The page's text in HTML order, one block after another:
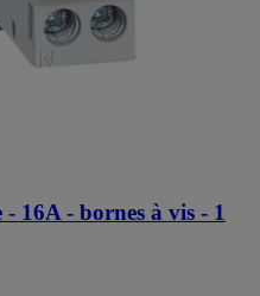
16A - bornes à vis - 1